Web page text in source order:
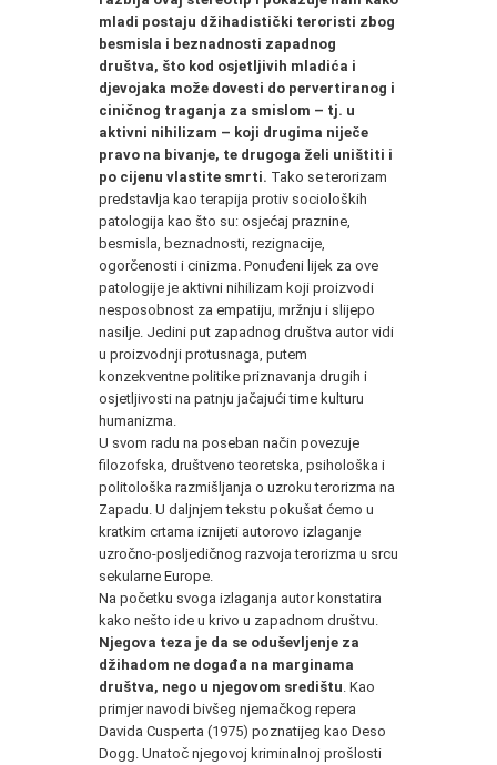
mladi postaju džihadistički teroristi zbog
besmisla i beznadnosti zapadnog
društva, što kod osjetljivih mladića i
djevojaka može dovesti do pervertiranog i
ciničnog traganja za smislom – tj. u
aktivni nihilizam – koji drugima niječe
pravo na bivanje, te drugoga želi uništiti i
po cijenu vlastite smrti. Tako se terorizam
predstavlja kao terapija protiv socioloških
patologija kao što su: osjećaj praznine,
besmisla, beznadnosti, rezignacije,
ogorčenosti i cinizma. Ponuđeni lijek za ove
patologije je aktivni nihilizam koji proizvodi
nesposobnost za empatiju, mržnju i slijepo
nasilje. Jedini put zapadnog društva autor vidi
u proizvodnji protusnaga, putem
konzekventne politike priznavanja drugih i
osjetljivosti na patnju jačajući time kulturu
humanizma.
U svom radu na poseban način povezuje
filozofska, društveno teoretska, psihološka i
politološka razmišljanja o uzroku terorizma na
Zapadu. U daljnjem tekstu pokušat ćemo u
kratkim crtama iznijeti autorovo izlaganje
uzročno-posljedičnog razvoja terorizma u srcu
sekularne Europe.
Na početku svoga izlaganja autor konstatira
kako nešto ide u krivo u zapadnom društvu.
Njegova teza je da se oduševljenje za
džihadom ne događa na marginama
društva, nego u njegovom središtu . Kao
primjer navodi bivšeg njemačkog repera
Davida Cusperta (1975) poznatijeg kao Deso
Dogg. Unatoč njegovoj kriminalnoj prošlosti